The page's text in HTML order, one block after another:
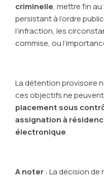
criminelle, mettre fin
persistant à l’ordre
l’infraction, les
commise, ou
La détention provisoire
ces objectifs ne
placement sous
assignation à
électronique.
A noter: La décision de